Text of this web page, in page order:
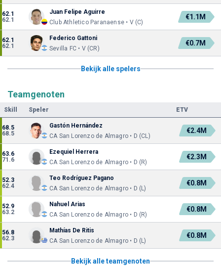
62.1
62.1
Juan Felipe Aguirre
Club Athletico Paranaense • V (C)
€1.1M
62.1
62.1
Federico Gattoni
Sevilla FC • V (CR)
€0.7M
Bekijk alle spelers
Teamgenoten
Skill Speler ETV
68.5
68.5
Gastón Hernández
CA San Lorenzo de Almagro • D (CL)
€2.4M
63.6
71.6
Ezequiel Herrera
CA San Lorenzo de Almagro • D (R)
€2.3M
52.3
62.4
Teo Rodríguez Pagano
CA San Lorenzo de Almagro • D (L)
€0.8M
52.9
63.2
Nahuel Arias
CA San Lorenzo de Almagro • D (R)
€0.8M
56.8
62.3
Mathías De Ritis
CA San Lorenzo de Almagro • D (L)
€0.8M
Bekijk alle teamgenoten